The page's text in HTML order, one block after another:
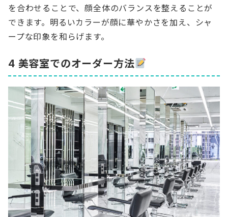
を合わせることで、顔全体のバランスを整えることが
できます。明るいカラーが顔に華やかさを加え、シャ
ープな印象を和らげます。
4 美容室でのオーダー方法